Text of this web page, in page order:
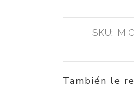
SKU:
También le